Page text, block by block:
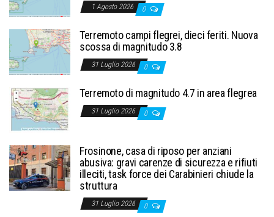
1 Agosto 2026 0
Terremoto campi flegrei, dieci feriti. Nuova
scossa di magnitudo 3.8
31 Luglio 2026 0
Terremoto di magnitudo 4.7 in area flegrea
31 Luglio 2026 0
Frosinone, casa di riposo per anziani
abusiva: gravi carenze di sicurezza e rifiuti
illeciti, task force dei Carabinieri chiude la
struttura
31 Luglio 2026 0